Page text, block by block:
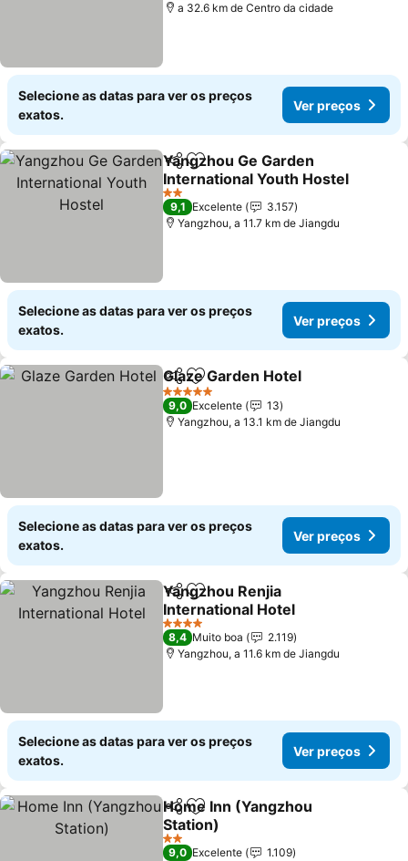
a 32.6 km de Centro da cidade
Selecione as datas para ver os preços
exatos.
Ver preços
PartilharAdicionar aos favoritos
Yangzhou Ge Garden
International Youth Hostel
2 Estrelas
9,1 Excelente
3.157
Yangzhou, a 11.7 km de Jiangdu
Selecione as datas para ver os preços
exatos.
Ver preços
PartilharAdicionar aos favoritos
Glaze Garden Hotel
5 Estrelas
9,0 Excelente
13
Yangzhou, a 13.1 km de Jiangdu
Selecione as datas para ver os preços
exatos.
Ver preços
PartilharAdicionar aos favoritos
Yangzhou Renjia
International Hotel
4 Estrelas
8,4 Muito boa
2.119
Yangzhou, a 11.6 km de Jiangdu
Selecione as datas para ver os preços
exatos.
Ver preços
PartilharAdicionar aos favoritos
Home Inn (Yangzhou
Station)
2 Estrelas
9,0 Excelente
1.109